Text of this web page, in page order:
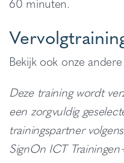
Bekijk ook onze andere
Deze training wordt
een zorgvuldig
trainingspartner
SignOn ICT